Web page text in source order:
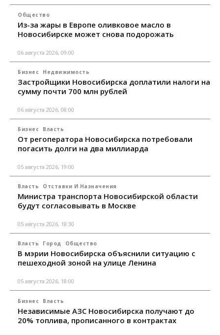
Общество
Из-за жары в Европе оливковое масло в
Новосибирске может снова подорожать
06 августа 2026, 09:00
Бизнес Недвижимость
Застройщики Новосибирска доплатили налоги на
сумму почти 700 млн рублей
06 августа 2026, 08:00
Бизнес Власть
От регоператора Новосибирска потребовали
погасить долги на два миллиарда
05 августа 2026, 19:00
Власть Отставки И Назначения
Министра транспорта Новосибирской области
будут согласовывать в Москве
05 августа 2026, 18:30
Власть Город Общество
В мэрии Новосибирска объяснили ситуацию с
пешеходной зоной на улице Ленина
05 августа 2026, 18:00
Бизнес Власть
Независимые АЗС Новосибирска получают до
20% топлива, прописанного в контрактах